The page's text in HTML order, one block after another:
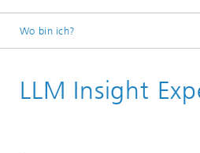
Wo bin ich?
Branchen & Themen
LLM Insight